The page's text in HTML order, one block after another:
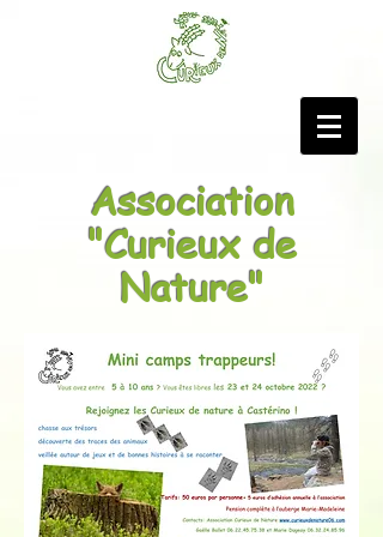
Association
"Curieux de
Nature"